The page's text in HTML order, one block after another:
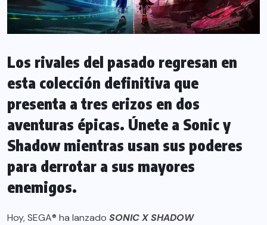
Los rivales del pasado regresan en
esta colección definitiva que
presenta a tres erizos en dos
aventuras épicas. Únete a Sonic y
Shadow mientras usan sus poderes
para derrotar a sus mayores
enemigos.
Hoy, SEGA® ha lanzado SONIC X SHADOW